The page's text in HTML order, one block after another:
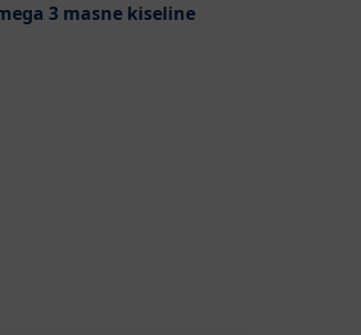
3 masne kiseline